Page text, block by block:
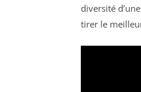
diversité
tirer le